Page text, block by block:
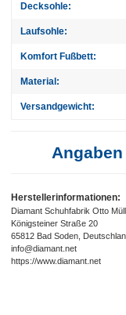
Decksohle:
Laufsohle:
Komfort Fußbett:
Material:
Versandgewicht:
Herstellerinformationen:
Diamant Schuhfabrik Otto
Königsteiner Straße 20
65812 Bad Soden,
info@diamant.net
https://www.diamant.net